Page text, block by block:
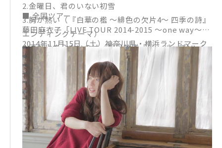
2.金曜日、君のいない初雪
3.胸が熱い（『白華の檻 ～緋色の欠片4～ 四季の詩』
エンディングテーマ）
4.涙が止まらないのは（朝日放送『ビーバップ!ハイ
ヒール』3 月度エンディングテーマ）
05.オレンジ（Ｐ＆Ｇ ｘ ローカルドラッグストアプロ
モーション タイアップソング）
06.つぼみ（東海テレビ minimini ドラマスペシャル
『ハンドベル卒業式』主題歌）
07.恋煩い（恋愛アプリゲーム「イケメン幕末◆運命
の恋」テーマソング）
■ 全国ツアー
藤田麻衣子「LIVE TOUR 2014-2015 ～one way～」
2014年11月15日（土）神奈川県・横浜ランドマーク
ホール（弾き語り）
2014年11月23日（日）北海道 札幌・CLUB DUCE
（弾き語り）
2014年11月24日（月・祝）北海道 札幌・CLUB DUC
E（弾き語り）
2014年12月6日（土）兵庫県・ Kobe SLOPE（弾き
語り）